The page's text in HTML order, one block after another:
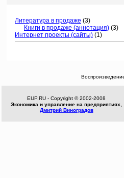
Литература в продаже (3)
Книги в продаже (аннотация) (3)
Интернет проекты (сайты) (1)
EUP.RU - Copyright © 2002-2008
Экономика и управление на предприятиях,
Дмитрий Виноградов